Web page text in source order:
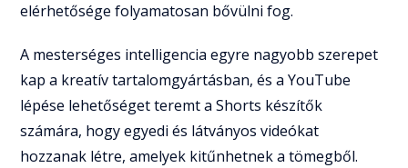
elérhetősége folyamatosan bővülni fog.
A mesterséges intelligencia egyre nagyobb szerepet
kap a kreatív tartalomgyártásban, és a YouTube
lépése lehetőséget teremt a Shorts készítők
számára, hogy egyedi és látványos videókat
hozzanak létre, amelyek kitűnhetnek a tömegből.